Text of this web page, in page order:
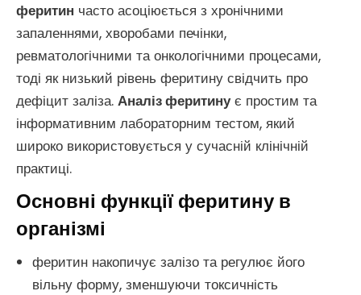
феритин часто асоціюється з хронічними
запаленнями, хворобами печінки,
ревматологічними та онкологічними процесами,
тоді як низький рівень феритину свідчить про
дефіцит заліза. Аналіз феритинує простим та
інформативним лабораторним тестом, який
широко використовується у сучасній клінічній
практиці.
Основні функції феритину в
організмі
феритин накопичує залізо та регулює його
вільну форму, зменшуючи токсичність